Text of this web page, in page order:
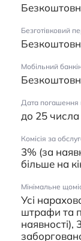
Безготівковий
Мобільний
Дата погашення
до 25
Комісія за
3% (за
більше на
Мінімальне
Усі
штрафи та
наявності),